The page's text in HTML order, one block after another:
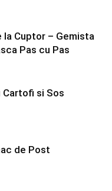
la Cuptor – Gemista
Pas cu Pas
Cartofi si Sos
de Post